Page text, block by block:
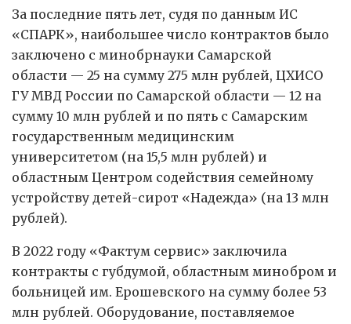
За последние пять лет, судя по данным ИС
«СПАРК», наибольшее число контрактов было
заключено с минобр­науки Самарской
области — 25 на сумму 275 млн рублей, ЦХИСО
ГУ МВД России по Самарской области — 12 на
сумму 10 млн рублей и по пять с Самарским
государственным медицинским
университетом (на 15,5 млн рублей) и
областным Центром содействия семейному
устройству детей-сирот «Надежда» (на 13 млн
рублей).
В 2022 году «Фактум сервис» заключила
контракты с губдумой, областным минобром и
больницей им. Ерошевского на сумму более 53
млн рублей. Оборудование, поставляемое